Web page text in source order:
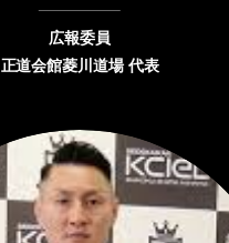
広報委員
正道会館菱川道場 代表